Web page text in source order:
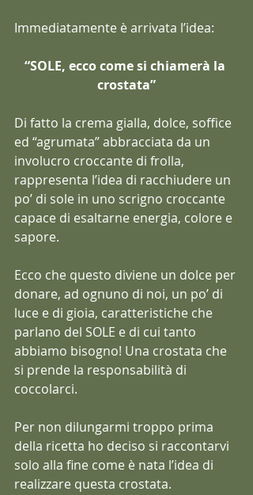
Immediatamente è arrivata l’idea:
“SOLE, ecco come si chiamerà la
crostata”
Di fatto la crema gialla, dolce, soffice
ed “agrumata” abbracciata da un
involucro croccante di frolla,
rappresenta l’idea di racchiudere un
po’ di sole in uno scrigno croccante
capace di esaltarne energia, colore e
sapore.
Ecco che questo diviene un dolce per
donare, ad ognuno di noi, un po’ di
luce e di gioia, caratteristiche che
parlano del SOLE e di cui tanto
abbiamo bisogno! Una crostata che
si prende la responsabilità di
coccolarci.
Per non dilungarmi troppo prima
della ricetta ho deciso si raccontarvi
solo alla fine come è nata l’idea di
realizzare questa crostata.